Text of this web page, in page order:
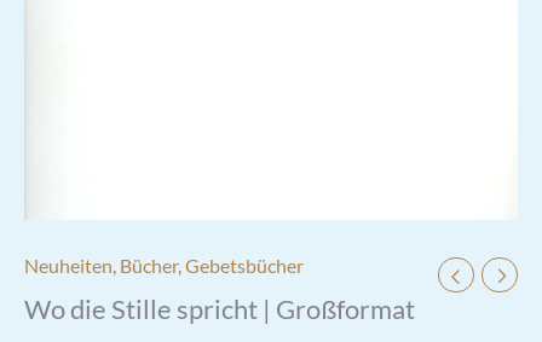
Neuheiten Bücher, Gebetsbücher
Wo die Stille spricht | Großformat